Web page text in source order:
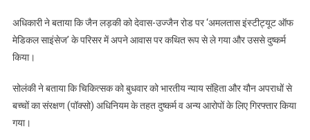
अधिकारी ने बताया कि जैन लड़की को देवास-उज्जैन रोड पर ‘अमलतास इंस्टीट्यूट ऑफ
मेडिकल साइंसेज’ के परिसर में अपने आवास पर कथित रूप से ले गया और उससे दुष्कर्म
किया।
सोलंकी ने बताया कि चिकित्सक को बुधवार को भारतीय न्याय संहिता और यौन अपराधों से
बच्चों का संरक्षण (पॉक्सो) अधिनियम के तहत दुष्कर्म व अन्य आरोपों के लिए गिरफ्तार किया
गया।